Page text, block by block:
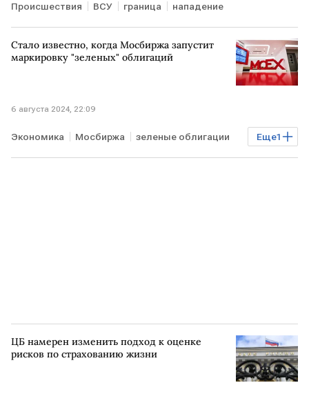
Происшествия ВСУ граница нападение
Стало известно, когда Мосбиржа запустит
маркировку "зеленых" облигаций
6 августа 2024, 22:09
Еще1
Экономика Мосбиржа зеленые облигации
маркировка
ЦБ намерен изменить подход к оценке
рисков по страхованию жизни